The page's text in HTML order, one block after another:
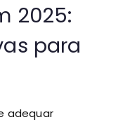
2025:
para
adequar